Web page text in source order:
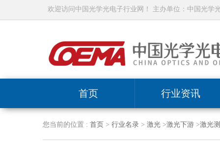
欢迎访问中国光学光电子行业网！ 主办单位：中国光学
首页 行业资讯
您当前的位置 : 首页 > 行业名录> 激光>激光下游>激光